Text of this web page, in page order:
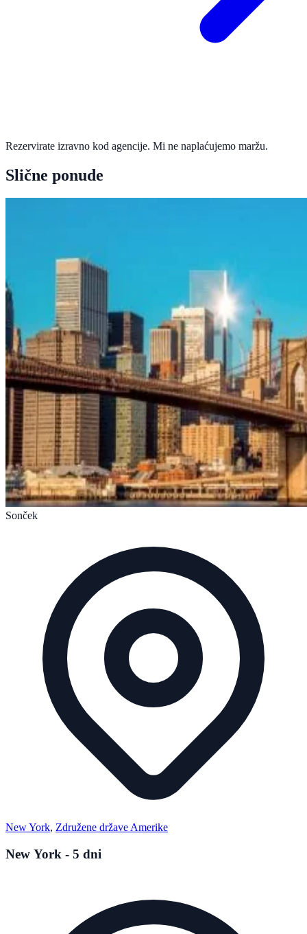
Rezervirate izravno kod agencije. Mi ne naplaćujemo maržu.
Slične ponude
Sonček
New York, Združene države Amerike
New York - 5 dni